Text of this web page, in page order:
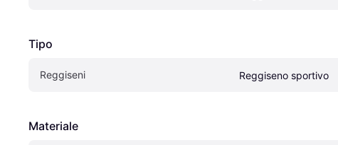
Tipo
Reggiseni Reggiseno sportivo
Materiale